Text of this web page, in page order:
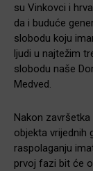
su Vinkovci i
da i buduće
slobodu koju
ljudi u najtežim
slobodu naše
Medved.
Nakon
objekta vrijednih
raspolaganju
prvoj fazi bit će